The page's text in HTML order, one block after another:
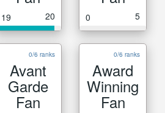
19 20 0 5
0/6 ranks
Avant
Garde
Fan
0/6 ranks
Award
Winning
Fan